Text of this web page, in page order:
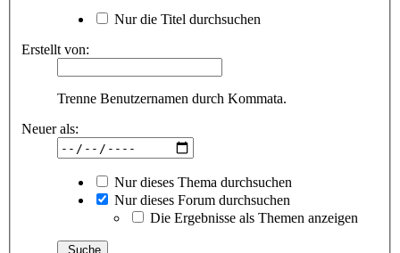
Nur die Titel durchsuchen
Erstellt von:
Trenne Benutzernamen durch Kommata.
Neuer als:
Nur dieses Thema durchsuchen
Nur dieses Forum durchsuchen
Die Ergebnisse als Themen anzeigen